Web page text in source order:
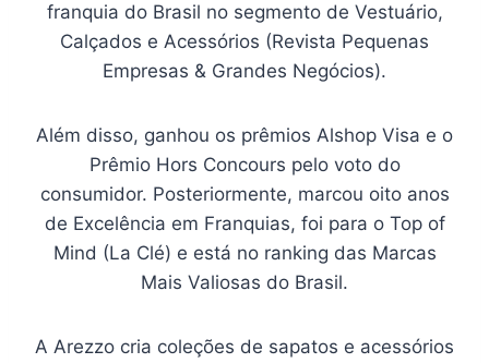
franquia do Brasil no segmento de Vestuário,
Calçados e Acessórios (Revista Pequenas
Empresas & Grandes Negócios).
Além disso, ganhou os prêmios Alshop Visa e o
Prêmio Hors Concours pelo voto do
consumidor. Posteriormente, marcou oito anos
de Excelência em Franquias, foi para o Top of
Mind (La Clé) e está no ranking das Marcas
Mais Valiosas do Brasil.
A Arezzo cria coleções de sapatos e acessórios